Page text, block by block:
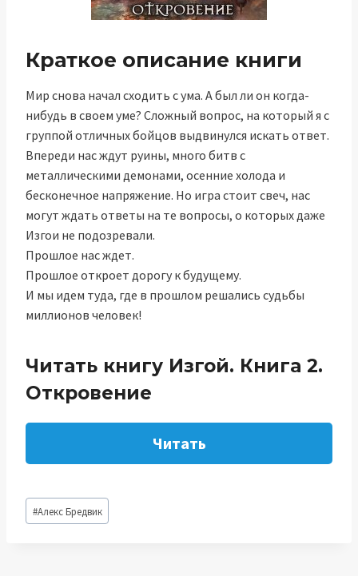
Краткое описание книги
Мир снова начал сходить с ума. А был ли он когда-
нибудь в своем уме? Сложный вопрос, на который я с
группой отличных бойцов выдвинулся искать ответ.
Впереди нас ждут руины, много битв с
металлическими демонами, осенние холода и
бесконечное напряжение. Но игра стоит свеч, нас
могут ждать ответы на те вопросы, о которых даже
Изгои не подозревали.
Прошлое нас ждет.
Прошлое откроет дорогу к будущему.
И мы идем туда, где в прошлом решались судьбы
миллионов человек!
Читать книгу Изгой. Книга 2.
Откровение
Читать
Метки
записи:
#Алекс Бредвик